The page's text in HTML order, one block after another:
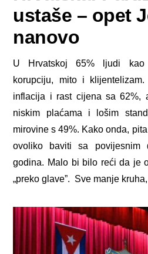
ustaše – opet
nanovo
U Hrvatskoj 65% ljudi kao
korupciju, mito i
inflacija i rast cijena sa 62%,
niskim plaćama i lošim
mirovine s 49%. Kako onda,
ovoliko baviti sa povijesnim
godina. Malo bi bilo reći da je
„preko glave”. Sve manje